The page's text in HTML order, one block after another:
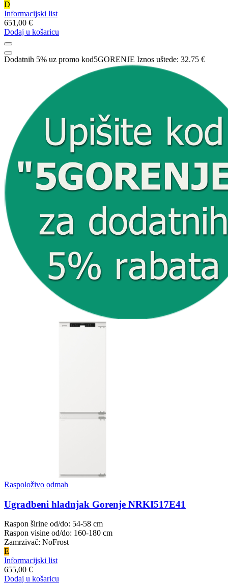
D
Informacijski list
651,00 €
Dodaj u košaricu
Dodatnih 5% uz promo kod5GORENJE Iznos uštede: 32.75 €
Raspoloživo odmah
Ugradbeni hladnjak Gorenje NRKI517E41
Raspon širine od/do: 54-58 cm
Raspon visine od/do: 160-180 cm
Zamrzivač: NoFrost
E
Informacijski list
655,00 €
Dodaj u košaricu